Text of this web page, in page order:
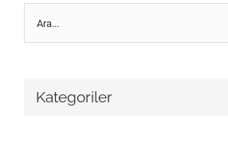
Kategoriler